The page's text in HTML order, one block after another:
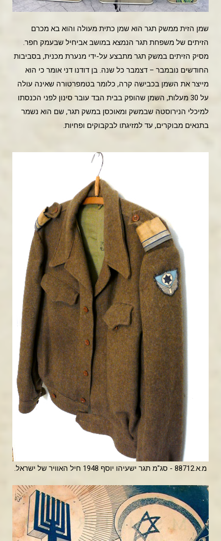
שמן הזית ממשק תגר הוא שמן כתית מעולה והוא בא מכרם
הזיתים של משפחת תגר הנמצא במושב אביחיל שבעמק חפר.
מסיק הזיתים במשק תגר מתבצע על-ידי מנערת מכנית, בסביבות
החודשים נובמבר – דצמבר כל שנה. בן דודנו דני אומר כי הוא
מייצר את השמן בכבישה קרה, כלומר בטמפרטורה שאינה עולה
על 30 מעלות, השמן שהופק בבית הבד עובר סינון לפני הכנסתו
למיכלי הנירוסטה שבמשק ומאוכסן במשק תגר, שם הוא נשמר
בתנאים מבוקרים, עד למזיגתו לבקבוקים ופחיות.
מ.א.88712 - סג"מ תגר ישעיהו יוסף 1948 חיל האוויר של ישראל.